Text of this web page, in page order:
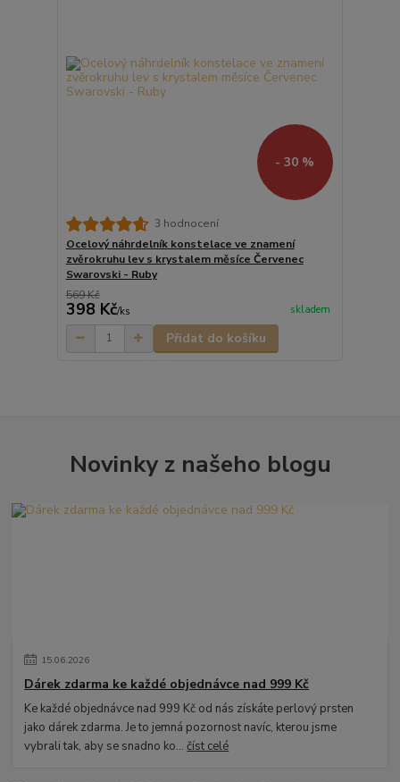
- 30 %
3 hodnocení
Ocelový náhrdelník konstelace ve znamení
zvěrokruhu lev s krystalem měsíce Červenec
Swarovski - Ruby
569 Kč
398 Kč/ks skladem
Přidat do košíku
Novinky z našeho blogu
15.06.2026
Dárek zdarma ke každé objednávce nad 999 Kč
Ke každé objednávce nad 999 Kč od nás získáte perlový prsten
jako dárek zdarma. Je to jemná pozornost navíc, kterou jsme
vybrali tak, aby se snadno ko...číst celé